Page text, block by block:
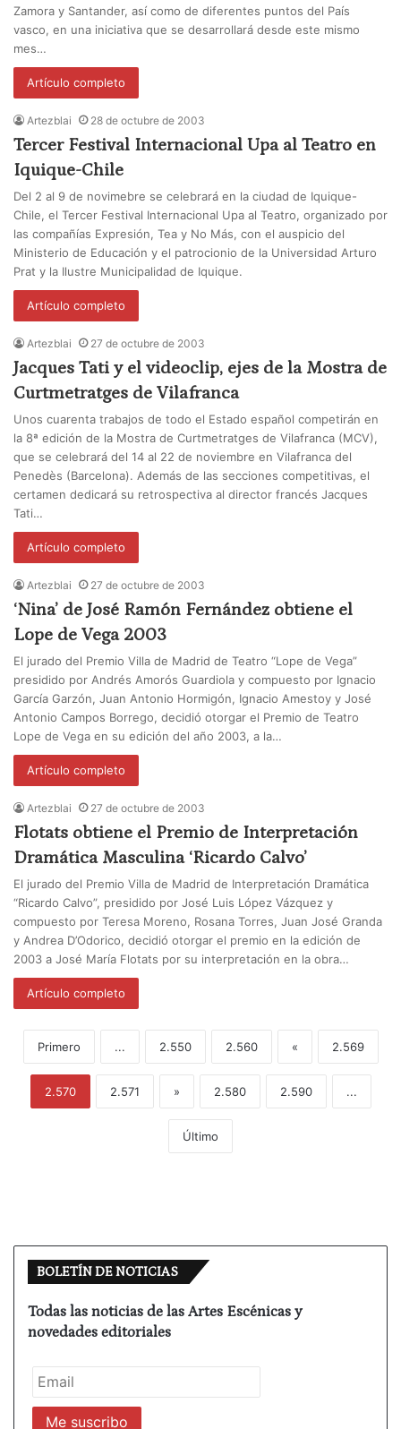
Zamora y Santander, así como de diferentes puntos del País
vasco, en una iniciativa que se desarrollará desde este mismo
mes…
Artículo completo
Artezblai 28 de octubre de 2003
Tercer Festival Internacional Upa al Teatro en
Iquique-Chile
Del 2 al 9 de novimebre se celebrará en la ciudad de Iquique-
Chile, el Tercer Festival Internacional Upa al Teatro, organizado por
las compañías Expresión, Tea y No Más, con el auspicio del
Ministerio de Educación y el patrocionio de la Universidad Arturo
Prat y la Ilustre Municipalidad de Iquique.
Artículo completo
Artezblai 27 de octubre de 2003
Jacques Tati y el videoclip, ejes de la Mostra de
Curtmetratges de Vilafranca
Unos cuarenta trabajos de todo el Estado español competirán en
la 8ª edición de la Mostra de Curtmetratges de Vilafranca (MCV),
que se celebrará del 14 al 22 de noviembre en Vilafranca del
Penedès (Barcelona). Además de las secciones competitivas, el
certamen dedicará su retrospectiva al director francés Jacques
Tati…
Artículo completo
Artezblai 27 de octubre de 2003
‘Nina’ de José Ramón Fernández obtiene el
Lope de Vega 2003
El jurado del Premio Villa de Madrid de Teatro “Lope de Vega”
presidido por Andrés Amorós Guardiola y compuesto por Ignacio
García Garzón, Juan Antonio Hormigón, Ignacio Amestoy y José
Antonio Campos Borrego, decidió otorgar el Premio de Teatro
Lope de Vega en su edición del año 2003, a la…
Artículo completo
Artezblai 27 de octubre de 2003
Flotats obtiene el Premio de Interpretación
Dramática Masculina ‘Ricardo Calvo’
El jurado del Premio Villa de Madrid de Interpretación Dramática
“Ricardo Calvo”, presidido por José Luis López Vázquez y
compuesto por Teresa Moreno, Rosana Torres, Juan José Granda
y Andrea D’Odorico, decidió otorgar el premio en la edición de
2003 a José María Flotats por su interpretación en la obra…
Artículo completo
Primero ... 2.550 2.560 « 2.569
2.570 2.571 » 2.580 2.590 ...
Último
BOLETÍN DE NOTICIAS
Todas las noticias de las Artes Escénicas y
novedades editoriales